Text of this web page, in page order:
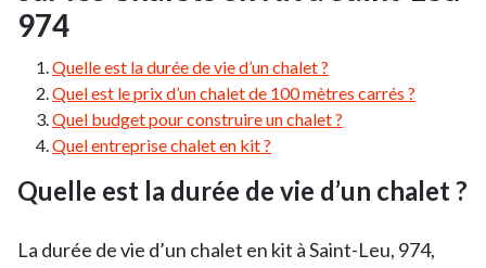
974
Quelle est la durée de vie d’un chalet ?
Quel est le prix d’un chalet de 100 mètres carrés ?
Quel budget pour construire un chalet ?
Quel entreprise chalet en kit ?
Quelle est la durée de vie d’un chalet ?
La durée de vie d’un chalet en kit à Saint-Leu, 974,